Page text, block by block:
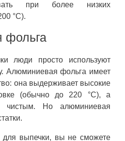
при более низких
°C).
фольга
люди просто используют
Алюминиевая фольга имеет
она выдерживает высокие
(обычно до 220 °C), а
чистым. Но алюминиевая
для выпечки, вы не сможете